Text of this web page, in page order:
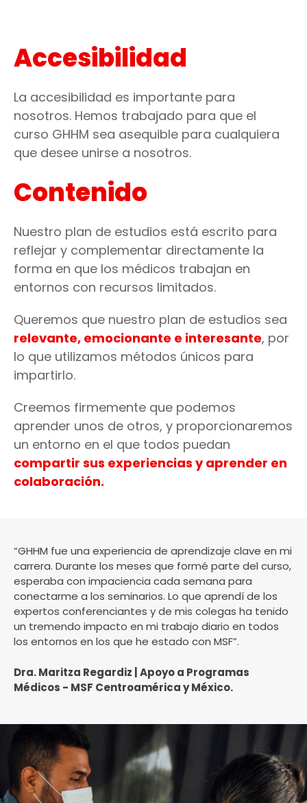
Accesibilidad
La accesibilidad es importante para
nosotros. Hemos trabajado para que el
curso GHHM sea asequible para cualquiera
que desee unirse a nosotros.
Contenido
Nuestro plan de estudios está escrito para
reflejar y complementar directamente la
forma en que los médicos trabajan en
entornos con recursos limitados.
Queremos que nuestro plan de estudios sea
relevante, emocionante e interesante, por
lo que utilizamos métodos únicos para
impartirlo.
Creemos firmemente que podemos
aprender unos de otros, y proporcionaremos
un entorno en el que todos puedan
compartir sus experiencias y aprender en
colaboración.
“GHHM fue una experiencia de aprendizaje clave en mi
carrera. Durante los meses que formé parte del curso,
esperaba con impaciencia cada semana para
conectarme a los seminarios. Lo que aprendí de los
expertos conferenciantes y de mis colegas ha tenido
un tremendo impacto en mi trabajo diario en todos
los entornos en los que he estado con MSF”.
Dra. Maritza Regardiz | Apoyo a Programas
Médicos - MSF Centroamérica y México.